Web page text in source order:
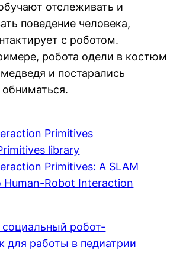
отслеживать и
поведение человека,
с роботом.
робота одели в костюм
и постарались
обниматься.
Primitives
library
Primitives: A SLAM
Human-Robot Interaction
робот-
для работы в педиатрии